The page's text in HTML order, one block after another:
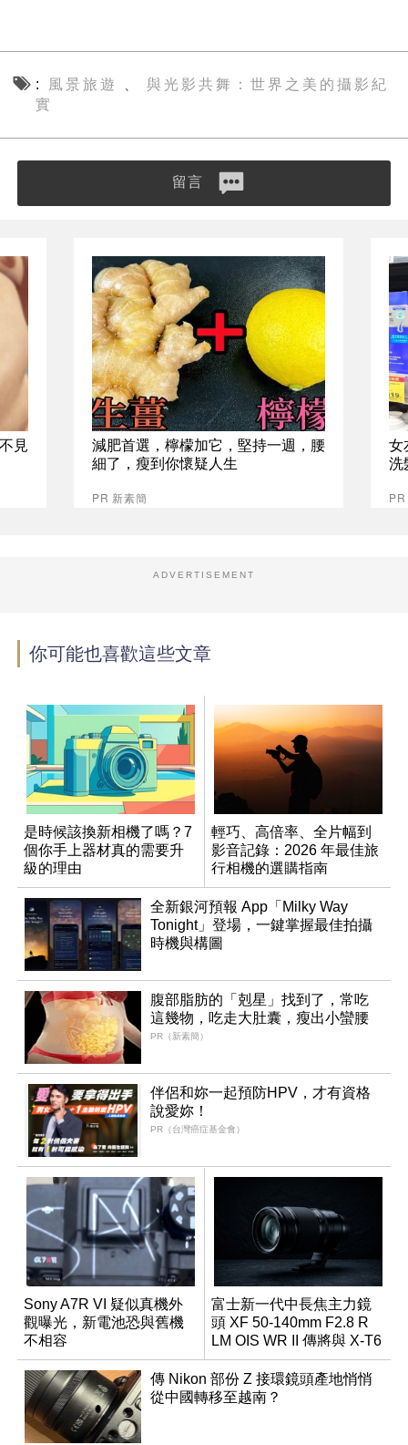
風景旅遊
與光影共舞：世界之美的攝影紀
實
留言
見
減肥首選，檸檬加它，堅持一週，腰
細了，瘦到你懷疑人生
PR 新素簡
女
洗
ADVERTISEMENT
你可能也喜歡這些文章
是時候該換新相機了嗎？7
個你手上器材真的需要升
級的理由
輕巧、高倍率、全片幅到
影音記錄：2026 年最佳旅
行相機的選購指南
全新銀河預報 App「Milky Way
Tonight」登場，一鍵掌握最佳拍攝
時機與構圖
腹部脂肪的「剋星」找到了，常吃
這幾物，吃走大肚囊，瘦出小蠻腰
PR（新素簡）
伴侶和妳一起預防HPV，才有資格
說愛妳！
PR（台灣癌症基金會）
Sony A7R VI 疑似真機外
觀曝光，新電池恐與舊機
不相容
富士新一代中長焦主力鏡
頭 XF 50-140mm F2.8 R
LM OIS WR II 傳將與 X-T6
同步亮相
傳 Nikon 部份 Z 接環鏡頭產地悄悄
從中國轉移至越南？